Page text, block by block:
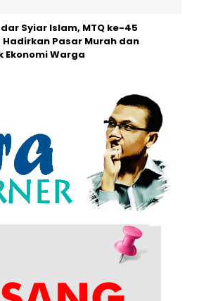
Syiar Islam, MTQ ke-45
Pasar Murah dan
Ekonomi Warga